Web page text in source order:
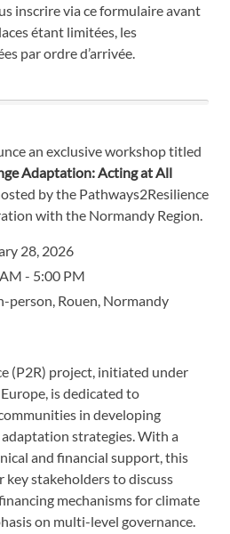
inscrire via ce formulaire avant
étant limitées, les
par ordre d’arrivée.
an exclusive workshop titled
Adaptation: Acting at All
by the Pathways2Resilience
with the Normandy Region.
28, 2026
- 5:00 PM
person, Rouen, Normandy
(P2R) project, initiated under
is dedicated to
in developing
strategies. With a
and financial support, this
stakeholders to discuss
mechanisms for climate
on multi-level governance.